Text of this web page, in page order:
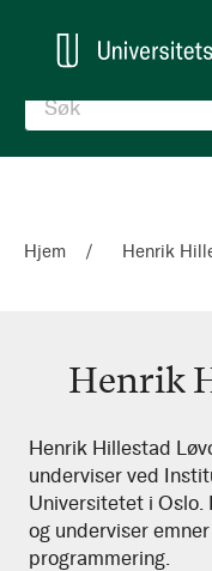
Hjem Henrik
Henrik
Henrik
Hillestad
Løvold
Henrik Hillestad
underviser ved
Universitetet i
og underviser
programmering.